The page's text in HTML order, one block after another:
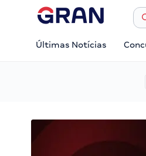
Últimas Notícias